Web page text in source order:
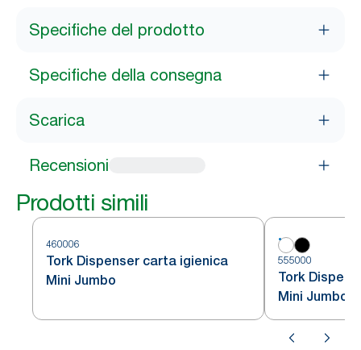
Specifiche del prodotto
Specifiche della consegna
Scarica
Recensioni
Prodotti simili
460006
Tork Dispenser carta igienica
Mini Jumbo
555000
Tork
Mini Jumbo